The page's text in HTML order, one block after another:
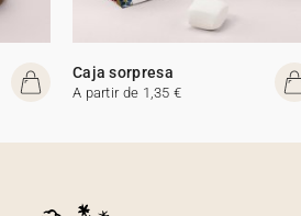
Caja sorpresa
A partir de 1,35 €